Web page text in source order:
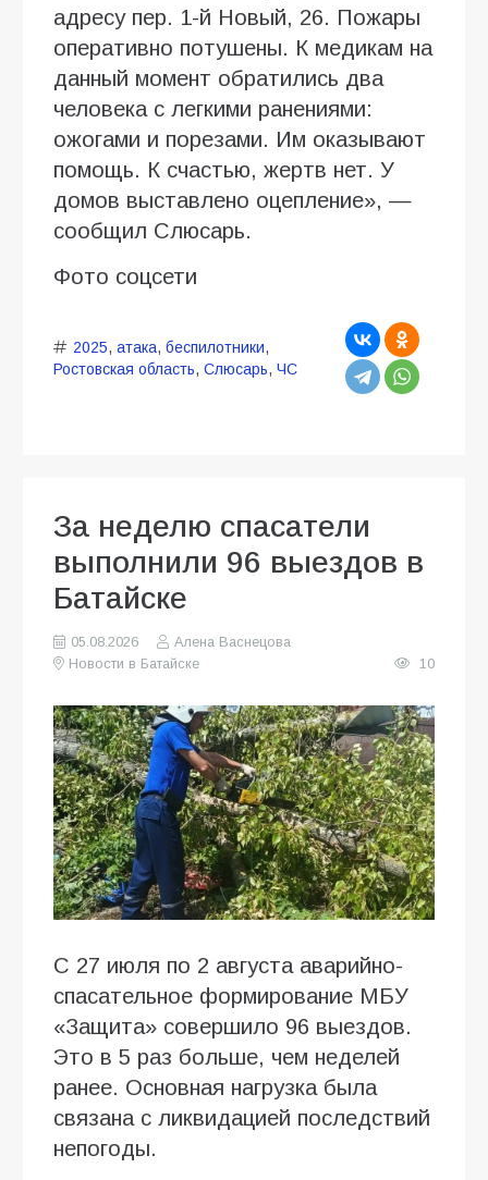
адресу пер. 1-й Новый, 26. Пожары
оперативно потушены. К медикам на
данный момент обратились два
человека с легкими ранениями:
ожогами и порезами. Им оказывают
помощь. К счастью, жертв нет. У
домов выставлено оцепление», —
сообщил Слюсарь.
Фото соцсети
2025, атака, беспилотники,
Ростовская область, Слюсарь, ЧС
За неделю спасатели
выполнили 96 выездов в
Батайске
05.08.2026
Алена Васнецова
Новости в Батайске
10
С 27 июля по 2 августа аварийно-
спасательное формирование МБУ
«Защита» совершило 96 выездов.
Это в 5 раз больше, чем неделей
ранее. Основная нагрузка была
связана с ликвидацией последствий
непогоды.